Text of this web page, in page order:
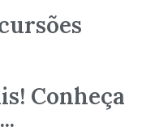
Conheça